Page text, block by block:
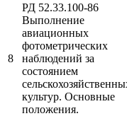
8
РД 52.33.100-86
Выполнение
авиационных
фотометрических
наблюдений за
состоянием
культур. Основные
положения.